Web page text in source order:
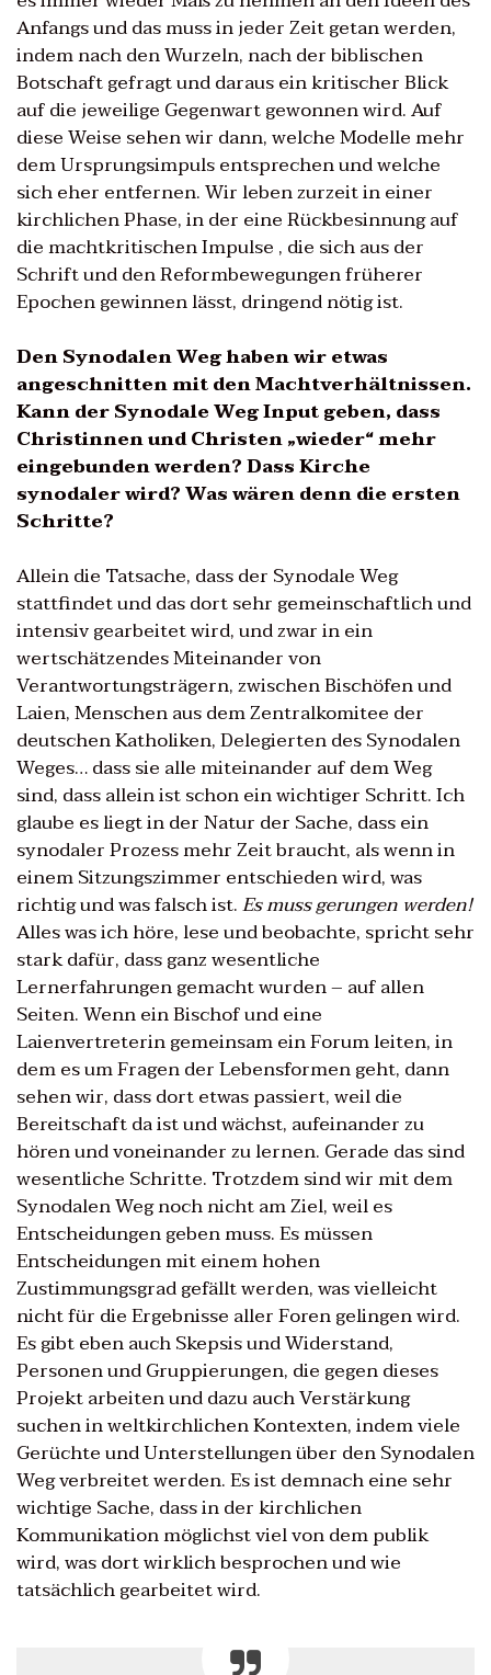
Anfangs und das muss in jeder Zeit getan werden,
indem nach den Wurzeln, nach der biblischen
Botschaft gefragt und daraus ein kritischer Blick
auf die jeweilige Gegenwart gewonnen wird. Auf
diese Weise sehen wir dann, welche Modelle mehr
dem Ursprungsimpuls entsprechen und welche
sich eher entfernen. Wir leben zurzeit in einer
kirchlichen Phase, in der eine Rückbesinnung auf
die machtkritischen Impulse , die sich aus der
Schrift und den Reformbewegungen früherer
Epochen gewinnen lässt, dringend nötig ist.
Den Synodalen Weg haben wir etwas
angeschnitten mit den Machtverhältnissen.
Kann der Synodale Weg Input geben, dass
Christinnen und Christen „wieder“ mehr
eingebunden werden? Dass Kirche
synodaler wird? Was wären denn die ersten
Schritte?
Allein die Tatsache, dass der Synodale Weg
stattfindet und das dort sehr gemeinschaftlich und
intensiv gearbeitet wird, und zwar in ein
wertschätzendes Miteinander von
Verantwortungsträgern, zwischen Bischöfen und
Laien, Menschen aus dem Zentralkomitee der
deutschen Katholiken, Delegierten des Synodalen
Weges… dass sie alle miteinander auf dem Weg
sind, dass allein ist schon ein wichtiger Schritt. Ich
glaube es liegt in der Natur der Sache, dass ein
synodaler Prozess mehr Zeit braucht, als wenn in
einem Sitzungszimmer entschieden wird, was
richtig und was falsch ist.Es muss gerungen werden!
Alles was ich höre, lese und beobachte, spricht sehr
stark dafür, dass ganz wesentliche
Lernerfahrungen gemacht wurden – auf allen
Seiten. Wenn ein Bischof und eine
Laienvertreterin gemeinsam ein Forum leiten, in
dem es um Fragen der Lebensformen geht, dann
sehen wir, dass dort etwas passiert, weil die
Bereitschaft da ist und wächst, aufeinander zu
hören und voneinander zu lernen. Gerade das sind
wesentliche Schritte. Trotzdem sind wir mit dem
Synodalen Weg noch nicht am Ziel, weil es
Entscheidungen geben muss. Es müssen
Entscheidungen mit einem hohen
Zustimmungsgrad gefällt werden, was vielleicht
nicht für die Ergebnisse aller Foren gelingen wird.
Es gibt eben auch Skepsis und Widerstand,
Personen und Gruppierungen, die gegen dieses
Projekt arbeiten und dazu auch Verstärkung
suchen in weltkirchlichen Kontexten, indem viele
Gerüchte und Unterstellungen über den Synodalen
Weg verbreitet werden. Es ist demnach eine sehr
wichtige Sache, dass in der kirchlichen
Kommunikation möglichst viel von dem publik
wird, was dort wirklich besprochen und wie
tatsächlich gearbeitet wird.